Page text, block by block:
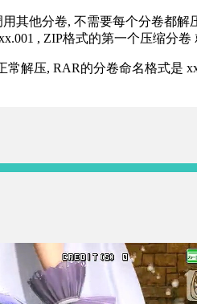
其他分卷, 不需要每个分卷都
, ZIP格式的第一个压缩分
压, RAR的分卷命名格式是